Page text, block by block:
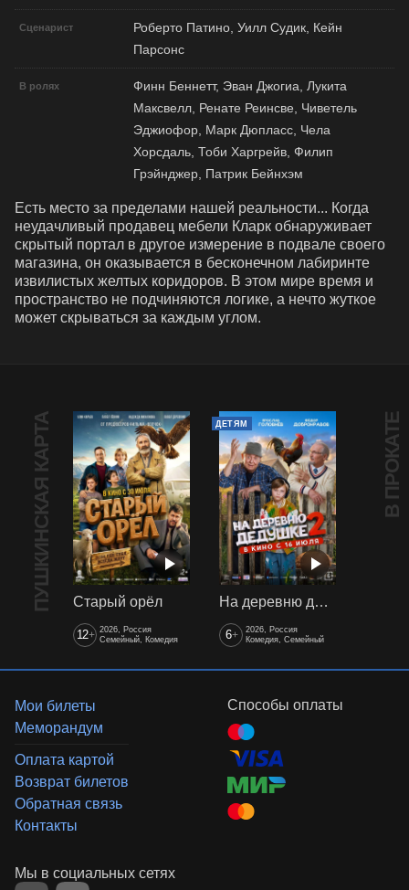
Сценарист
Роберто Патино, Уилл Судик, Кейн
Парсонс
В ролях
Финн Беннетт, Эван Джогиа, Лукита
Максвелл, Ренате Реинсве, Чиветель
Эджиофор, Марк Дюпласс, Чела
Хорсдаль, Тоби Харгрейв, Филип
Грэйнджер, Патрик Бейнхэм
Есть место за пределами нашей реальности... Когда
неудачливый продавец мебели Кларк обнаруживает
скрытый портал в другое измерение в подвале своего
магазина, он оказывается в бесконечном лабиринте
извилистых желтых коридоров. В этом мире время и
пространство не подчиняются логике, а нечто жуткое
может скрываться за каждым углом.
ПУШКИНСКАЯ КАРТА Старый орёл
12+ 2026, Россия
Семейный, Комедия
ДЕТЯМ
На деревню дедушке 2
6+
2026, Россия
Комедия, Семейный
В ПРОКАТЕ
Мои билеты
Меморандум
Оплата картой
Возврат билетов
Обратная связь
Контакты
Способы оплаты